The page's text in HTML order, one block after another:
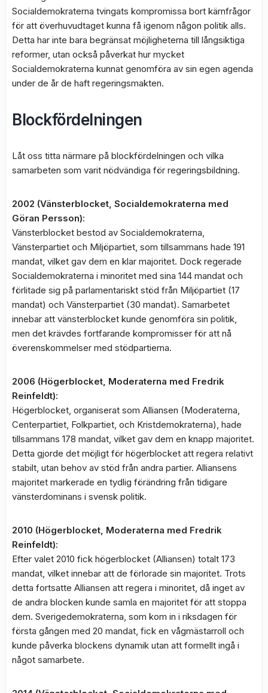
Socialdemokraterna tvingats kompromissa bort kärnfrågor
för att överhuvudtaget kunna få igenom någon politik alls.
Detta har inte bara begränsat möjligheterna till långsiktiga
reformer, utan också påverkat hur mycket
Socialdemokraterna kunnat genomföra av sin egen agenda
under de år de haft regeringsmakten.
Blockfördelningen
Låt oss titta närmare på blockfördelningen och vilka
samarbeten som varit nödvändiga för regeringsbildning.
2002 (Vänsterblocket, Socialdemokraterna med
Göran Persson):
Vänsterblocket bestod av Socialdemokraterna,
Vänsterpartiet och Miljöpartiet, som tillsammans hade 191
mandat, vilket gav dem en klar majoritet. Dock regerade
Socialdemokraterna i minoritet med sina 144 mandat och
förlitade sig på parlamentariskt stöd från Miljöpartiet (17
mandat) och Vänsterpartiet (30 mandat). Samarbetet
innebar att vänsterblocket kunde genomföra sin politik,
men det krävdes fortfarande kompromisser för att nå
överenskommelser med stödpartierna.
2006 (Högerblocket, Moderaterna med Fredrik
Reinfeldt):
Högerblocket, organiserat som Alliansen (Moderaterna,
Centerpartiet, Folkpartiet, och Kristdemokraterna), hade
tillsammans 178 mandat, vilket gav dem en knapp majoritet.
Detta gjorde det möjligt för högerblocket att regera relativt
stabilt, utan behov av stöd från andra partier. Alliansens
majoritet markerade en tydlig förändring från tidigare
vänsterdominans i svensk politik.
2010 (Högerblocket, Moderaterna med Fredrik
Reinfeldt):
Efter valet 2010 fick högerblocket (Alliansen) totalt 173
mandat, vilket innebar att de förlorade sin majoritet. Trots
detta fortsatte Alliansen att regera i minoritet, då inget av
de andra blocken kunde samla en majoritet för att stoppa
dem. Sverigedemokraterna, som kom in i riksdagen för
första gången med 20 mandat, fick en vågmästarroll och
kunde påverka blockens dynamik utan att formellt ingå i
något samarbete.